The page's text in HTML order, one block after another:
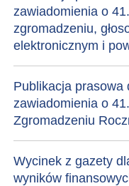
zawiadomienia o
zgromadzeniu,
elektronicznym i
Publikacja prasowa
zawiadomienia o
Zgromadzeniu
Wycinek z gazety
wyników